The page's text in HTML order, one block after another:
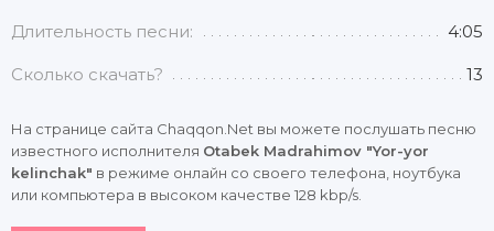
Длительность песни: 4:05
Сколько скачать? 13
На странице сайта Chaqqon.Net вы можете послушать песню
известного исполнителя Otabek Madrahimov "Yor-yor
kelinchak" в режиме онлайн со своего телефона, ноутбука
или компьютера в высоком качестве 128 kbp/s.